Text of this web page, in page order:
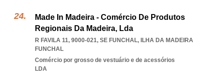
Made In Madeira - Comércio De Produtos
Regionais Da Madeira, Lda
R FAVILA 11, 9000-021, SE FUNCHAL, ILHA DA MADEIRA
FUNCHAL
Comércio por grosso de vestuário e de acessórios
LDA